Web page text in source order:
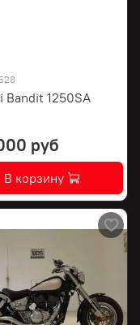
Bandit 1250SA
руб
В корзину